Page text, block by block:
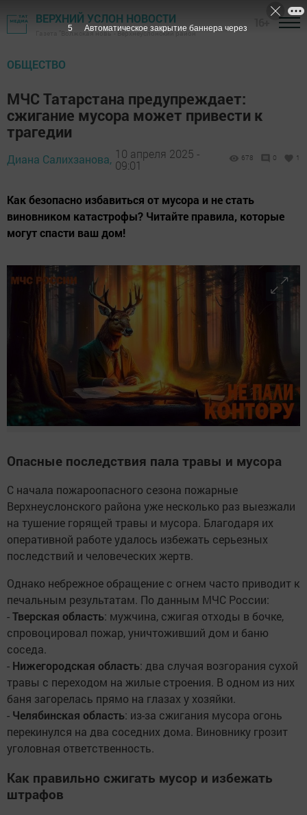
ВЕРХНИЙ УСЛОН НОВОСТИ
Газета "Волжская новь" - Верхнеуслонский район
ОБЩЕСТВО
МЧС Татарстана предупреждает:
сжигание мусора может привести к
трагедии
Диана Салихзанова, 10 апреля 2025 -
09:01
678 0 1
Как безопасно избавиться от мусора и не стать
виновником катастрофы? Читайте правила, которые
могут спасти ваш дом!
Опасные последствия пала травы и мусора
С начала пожароопасного сезона пожарные
Верхнеуслонского района уже несколько раз выезжали
на тушение горящей травы и мусора. Благодаря их
оперативной работе удалось избежать серьезных
последствий и человеческих жертв.
Однако небрежное обращение с огнем часто приводит к
печальным результатам. По данным МЧС России:
-Тверская область: мужчина, сжигая отходы в бочке,
спровоцировал пожар, уничтоживший дом и баню
соседа.
- Нижегородская область: два случая возгорания сухой
травы с переходом на жилые строения. В одном из них
баня загорелась прямо на глазах у хозяйки.
- Челябинская область: из-за сжигания мусора огонь
перекинулся на два соседних дома. Виновнику грозит
уголовная ответственность.
Как правильно сжигать мусор и избежать
штрафов
4 Автоматическое закрытие баннера через